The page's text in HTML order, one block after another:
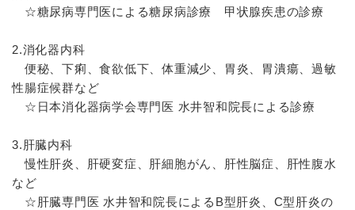
☆糖尿病専門医による糖尿病診療 甲状腺疾患の診療
2.消化器内科
便秘、下痢、食欲低下、体重減少、胃炎、胃潰瘍、過敏
性腸症候群など
☆日本消化器病学会専門医 水井智和院長による診療
3.肝臓内科
慢性肝炎、肝硬変症、肝細胞がん、肝性脳症、肝性腹水
など
☆肝臓専門医 水井智和院長によるB型肝炎、C型肝炎の